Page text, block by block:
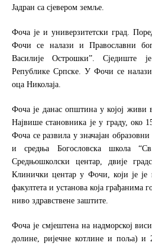
Јадран са сјевером земље.
Фоча је и универзитетски град.
Фочи се налази и Православни
Василије Острошки”. Сједиште
Републике Српске. У Фочи се
оца Николаја.
Фоча је данас општина у којој живи
Највише становника је у граду, око
Фоча се развила у значајан
и средња Богословска школа “Св.
Средњошколски центар, двије
Клинички центар у Фочи, који је је
факултета и установа која
ниво здравствене заштите.
Фоча је смјештена на надморској
долине, ријечне котлине и поља)